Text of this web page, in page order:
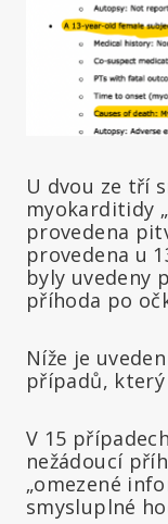
U dvou ze tří
myokarditidy
provedena
provedena u
byly uvedeny
příhoda po
Níže je
případů,
V 15
nežádoucí
„omezené
smysluplné